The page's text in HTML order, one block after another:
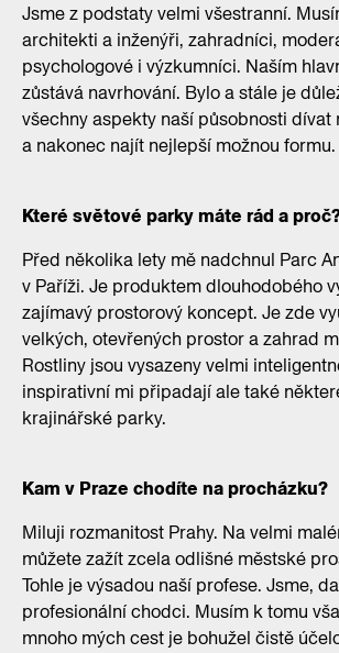
Jsme z podstaty velmi všestranní.
architekti a inženýři, zahradníci,
psychologové i výzkumníci. Naším
zůstává navrhování. Bylo a stále je
všechny aspekty naší působnosti dívat
a nakonec najít nejlepší možnou formu.
Které světové parky máte rád a
Před několika lety mě nadchnul Parc
v Paříži. Je produktem dlouhodobého
zajímavý prostorový koncept. Je zde
velkých, otevřených prostor a zahrad
Rostliny jsou vysazeny velmi
inspirativní mi připadají ale také
krajinářské parky.
Kam v Praze chodíte na procházku?
Miluji rozmanitost Prahy. Na velmi
můžete zažít zcela odlišné městské
Tohle je výsadou naší profese. Jsme,
profesionální chodci. Musím k tomu
mnoho mých cest je bohužel čistě